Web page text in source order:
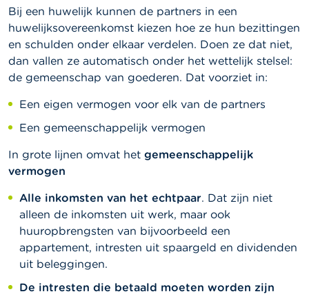
Bij een huwelijk kunnen de partners in een
huwelijksovereenkomst kiezen hoe ze hun bezittingen
en schulden onder elkaar verdelen. Doen ze dat niet,
dan vallen ze automatisch onder het wettelijk stelsel:
de gemeenschap van goederen. Dat voorziet in:
Een eigen vermogen voor elk van de partners
Een gemeenschappelijk vermogen
In grote lijnen omvat het gemeenschappelijk
vermogen
Alle inkomsten van het echtpaar. Dat zijn niet
alleen de inkomsten uit werk, maar ook
huuropbrengsten van bijvoorbeeld een
appartement, intresten uit spaargeld en dividenden
uit beleggingen.
De intresten die betaald moeten worden zijn